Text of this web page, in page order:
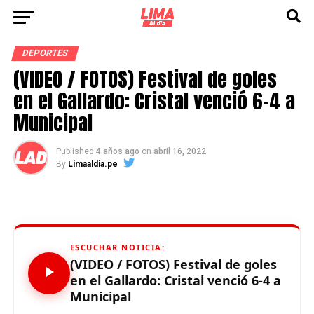
DEPORTES
(VIDEO / FOTOS) Festival de goles
en el Gallardo: Cristal venció 6-4 a
Municipal
Published 4 años ago on abril 16, 2022
By Limaaldia.pe
ESCUCHAR NOTICIA:
(VIDEO / FOTOS) Festival de goles
en el Gallardo: Cristal venció 6-4 a
Municipal